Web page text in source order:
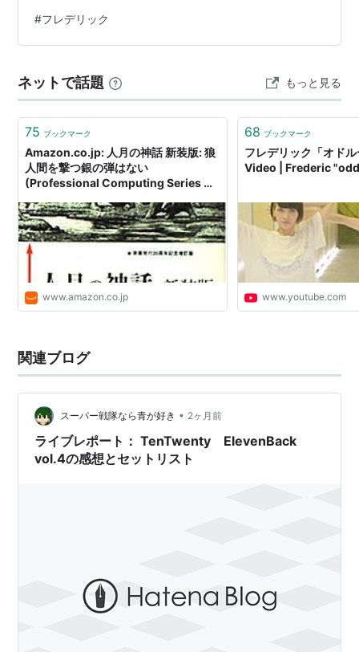
月6日（土）・7日（日）の2日間、神奈川・ぴあアリーナ
MMで開催。 セトリ（セットリスト） スパークルダンサ
ループ ※FLOWのステージにて三原健司(Vo.)が「GET
BACK」にゲスト参加 公式P…
#フレデリック
ネットで話題 もっと見る
75 ブックマーク
Amazon.co.jp: 人月の神話 新装版: 狼
人間を撃つ銀の弾はない
(Professional Computing Series 別
(著), 滝沢徹 (翻訳): 本
www.amazon.co.jp
68 ブックマーク
フレデリック「オド
Video | Frederic
www.youtube.com
関連ブログ
スーパー戦隊なら青が好き • 2ヶ月前
ライブレポート： TenTwenty ElevenBack
vol.4の感想とセットリスト